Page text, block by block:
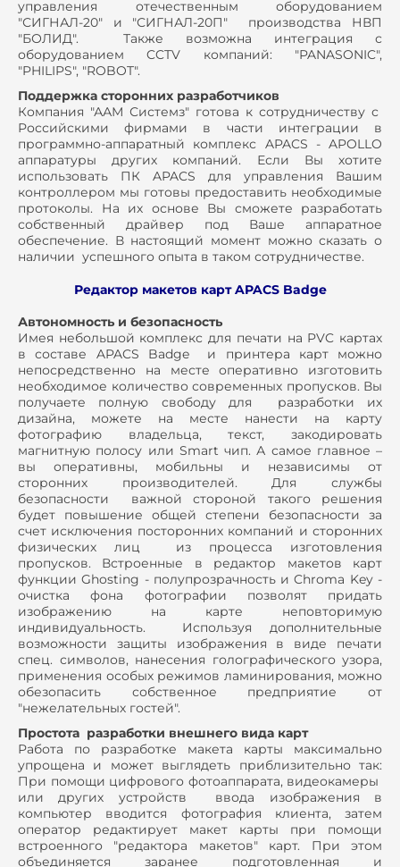
управления отечественным оборудованием
"СИГНАЛ-20" и "СИГНАЛ-20П" производства НВП
"БОЛИД". Также возможна интеграция с
оборудованием CCTV компаний: "PANASONIC",
"PHILIPS", "ROBOT".
Поддержка сторонних разработчиков
Компания "ААМ Системз" готова к сотрудничеству с
Российскими фирмами в части интеграции в
программно-аппаратный комплекс APACS - APOLLO
аппаратуры других компаний. Если Вы хотите
использовать ПК APACS для управления Вашим
контроллером мы готовы предоставить необходимые
протоколы. На их основе Вы сможете разработать
собственный драйвер под Ваше аппаратное
обеспечение. В настоящий момент можно сказать о
наличии успешного опыта в таком сотрудничестве.
Редактор макетов карт APACS Badge
Автономность и безопасность
Имея небольшой комплекс для печати на PVC картах
в составе APACS Badge и принтера карт можно
непосредственно на месте оперативно изготовить
необходимое количество современных пропусков. Вы
получаете полную свободу для разработки их
дизайна, можете на месте нанести на карту
фотографию владельца, текст, закодировать
магнитную полосу или Smart чип. А самое главное –
вы оперативны, мобильны и независимы от
сторонних производителей. Для службы
безопасности важной стороной такого решения
будет повышение общей степени безопасности за
счет исключения посторонних компаний и сторонних
физических лиц из процесса изготовления
пропусков. Встроенные в редактор макетов карт
функции Ghosting - полупрозрачность и Chroma Key -
очистка фона фотографии позволят придать
изображению на карте неповторимую
индивидуальность. Используя дополнительные
возможности защиты изображения в виде печати
спец. символов, нанесения голографического узора,
применения особых режимов ламинирования, можно
обезопасить собственное предприятие от
"нежелательных гостей".
Простота разработки внешнего вида карт
Работа по разработке макета карты максимально
упрощена и может выглядеть приблизительно так:
При помощи цифрового фотоаппарата, видеокамеры
или других устройств ввода изображения в
компьютер вводится фотография клиента, затем
оператор редактирует макет карты при помощи
встроенного "редактора макетов" карт. При этом
объединяется заранее подготовленная и